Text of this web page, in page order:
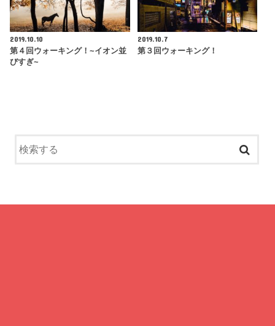
2019.10.10
第４回ウォーキング！~イオン並
びすぎ~
2019.10.7
第３回ウォーキング！